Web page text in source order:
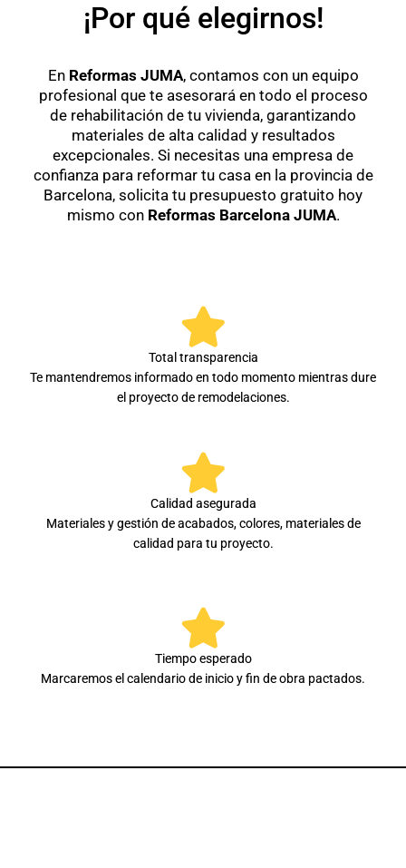
¡Por qué elegirnos!
En Reformas JUMA, contamos con un equipo
profesional que te asesorará en todo el proceso
de rehabilitación de tu vivienda, garantizando
materiales de alta calidad y resultados
excepcionales. Si necesitas una empresa de
confianza para reformar tu casa en la provincia de
Barcelona, solicita tu presupuesto gratuito hoy
mismo con Reformas Barcelona JUMA.
Total transparencia
Te mantendremos informado en todo momento mientras dure
el proyecto de remodelaciones.
Calidad asegurada
Materiales y gestión de acabados, colores, materiales de
calidad para tu proyecto.
Tiempo esperado
Marcaremos el calendario de inicio y fin de obra pactados.